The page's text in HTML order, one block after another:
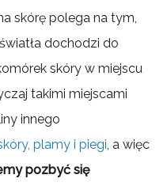
skórę polega na tym,
dochodzi do
skóry w miejscu
takimi miejscami
innego
plamy i piegi , a więc
pozbyć się